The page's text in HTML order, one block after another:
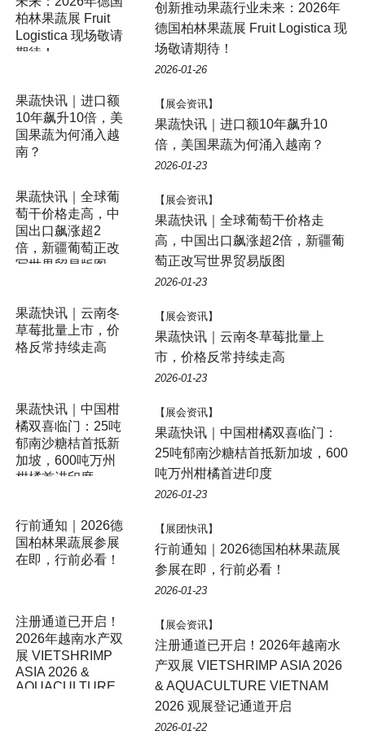
创新推动果蔬行业未来：2026年
德国柏林果蔬展 Fruit Logistica 现
场敬请期待！
2026-01-26
【展会资讯】
果蔬快讯｜进口额10年飙升10
倍，美国果蔬为何涌入越南？
2026-01-23
【展会资讯】
果蔬快讯｜全球葡萄干价格走
高，中国出口飙涨超2倍，新疆葡
萄正改写世界贸易版图
2026-01-23
【展会资讯】
果蔬快讯｜云南冬草莓批量上
市，价格反常持续走高
2026-01-23
【展会资讯】
果蔬快讯｜中国柑橘双喜临门：
25吨郁南沙糖桔首抵新加坡，600
吨万州柑橘首进印度
2026-01-23
【展团快讯】
行前通知｜2026德国柏林果蔬展
参展在即，行前必看！
2026-01-23
【展会资讯】
注册通道已开启！2026年越南水
产双展 VIETSHRIMP ASIA 2026
& AQUACULTURE VIETNAM
2026 观展登记通道开启
2026-01-22